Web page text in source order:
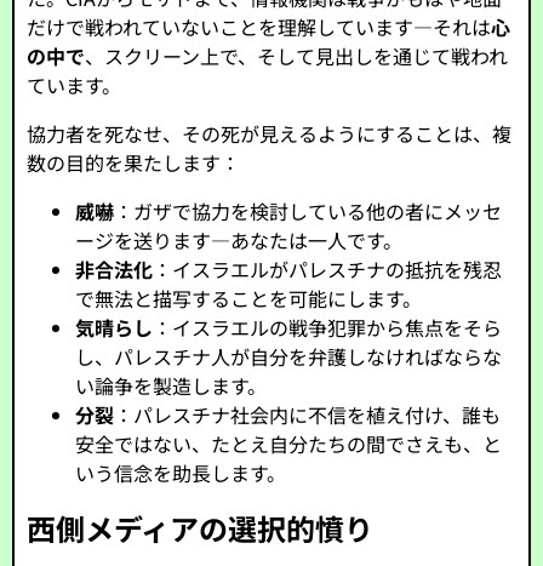
だけで戦われていないことを理解しています—それは心
の中で、スクリーン上で、そして見出しを通じて戦われ
ています。
協力者を死なせ、その死が見えるようにすることは、複
数の目的を果たします：
威嚇 ：ガザで協力を検討している他の者にメッセ
ージを送ります—あなたは一人です。
非合法化 ：イスラエルがパレスチナの抵抗を残忍
で無法と描写することを可能にします。
気晴らし ：イスラエルの戦争犯罪から焦点をそら
し、パレスチナ人が自分を弁護しなければならな
い論争を製造します。
分裂 ：パレスチナ社会内に不信を植え付け、誰も
安全ではない、たとえ自分たちの間でさえも、と
いう信念を助長します。
西側メディアの選択的憤り